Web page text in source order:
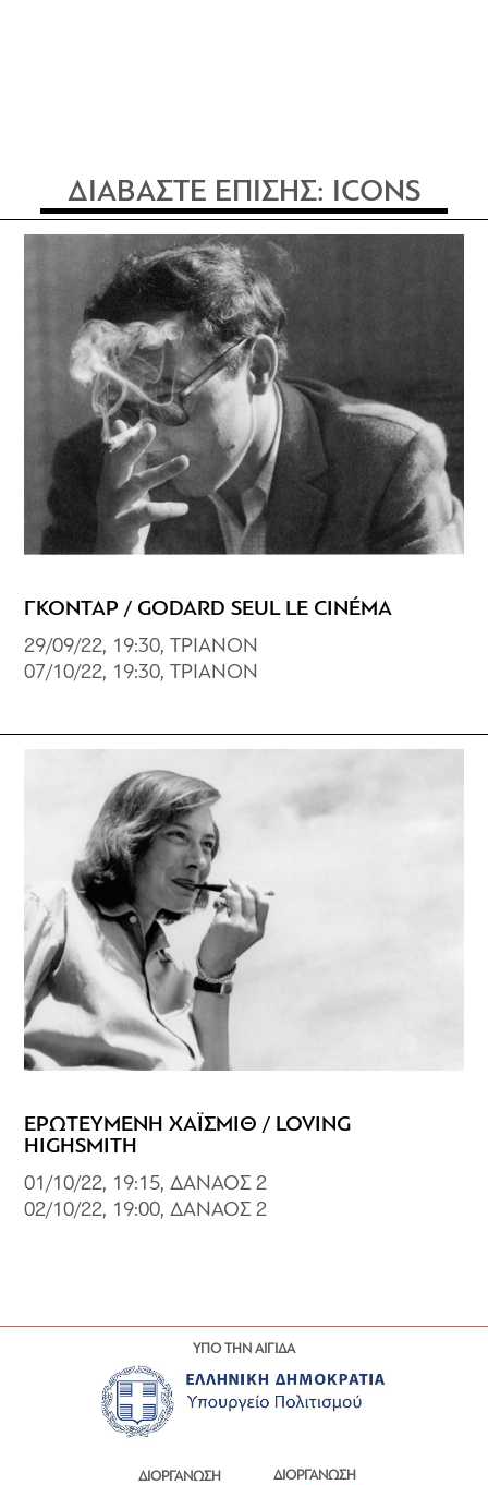
ΔΙΑΒΑΣΤΕ ΕΠΙΣΗΣ: ICONS
ΓΚΟΝΤΑΡ / GODARD SEUL LE CINÉMA
29/09/22, 19:30, ΤΡΙΑΝΟΝ
07/10/22, 19:30, ΤΡΙΑΝΟΝ
ΕΡΩΤΕΥΜΕΝΗ ΧΑΪΣΜΙΘ / LOVING
HIGHSMITH
01/10/22, 19:15, ΔΑΝΑΟΣ 2
02/10/22, 19:00, ΔΑΝΑΟΣ 2
ΥΠΟ ΤΗΝ ΑΙΓΙΔΑ
ΔΙΟΡΓΑΝΩΣΗ ΔΙΟΡΓΑΝΩΣΗ